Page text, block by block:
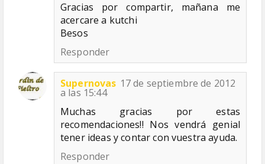
Gracias por compartir, mañana me
acercare a kutchi
Besos
Responder
Supernovas 17 de septiembre de 2012
a las 15:44
Muchas gracias por estas
recomendaciones!! Nos vendrá genial
tener ideas y contar con vuestra ayuda.
Responder